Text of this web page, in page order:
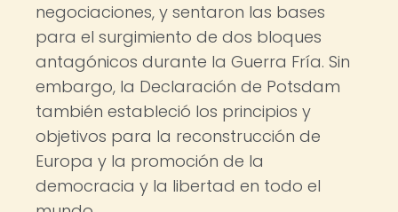
negociaciones, y sentaron las bases
para el surgimiento de dos bloques
antagónicos durante la Guerra Fría. Sin
embargo, la Declaración de Potsdam
también estableció los principios y
objetivos para la reconstrucción de
Europa y la promoción de la
democracia y la libertad en todo el